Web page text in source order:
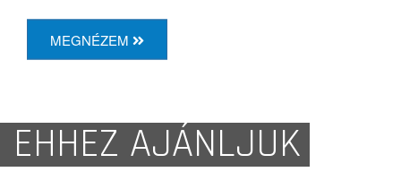
MEGNÉZEM
EHHEZ AJÁNLJUK